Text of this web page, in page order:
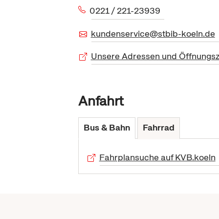
0221 / 221-23939
kundenservice@stbib-koeln.de
Unsere Adressen und
Anfahrt
Bus & Bahn Fahrrad
Fahrplansuche auf KVB.koeln